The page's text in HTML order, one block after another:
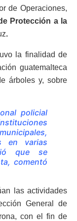
de Operaciones,
Protección a la
.
la finalidad de
guatemalteca
árboles y, sobre
policial
en varias
que se
comentó
las actividades
General de
con el fin de